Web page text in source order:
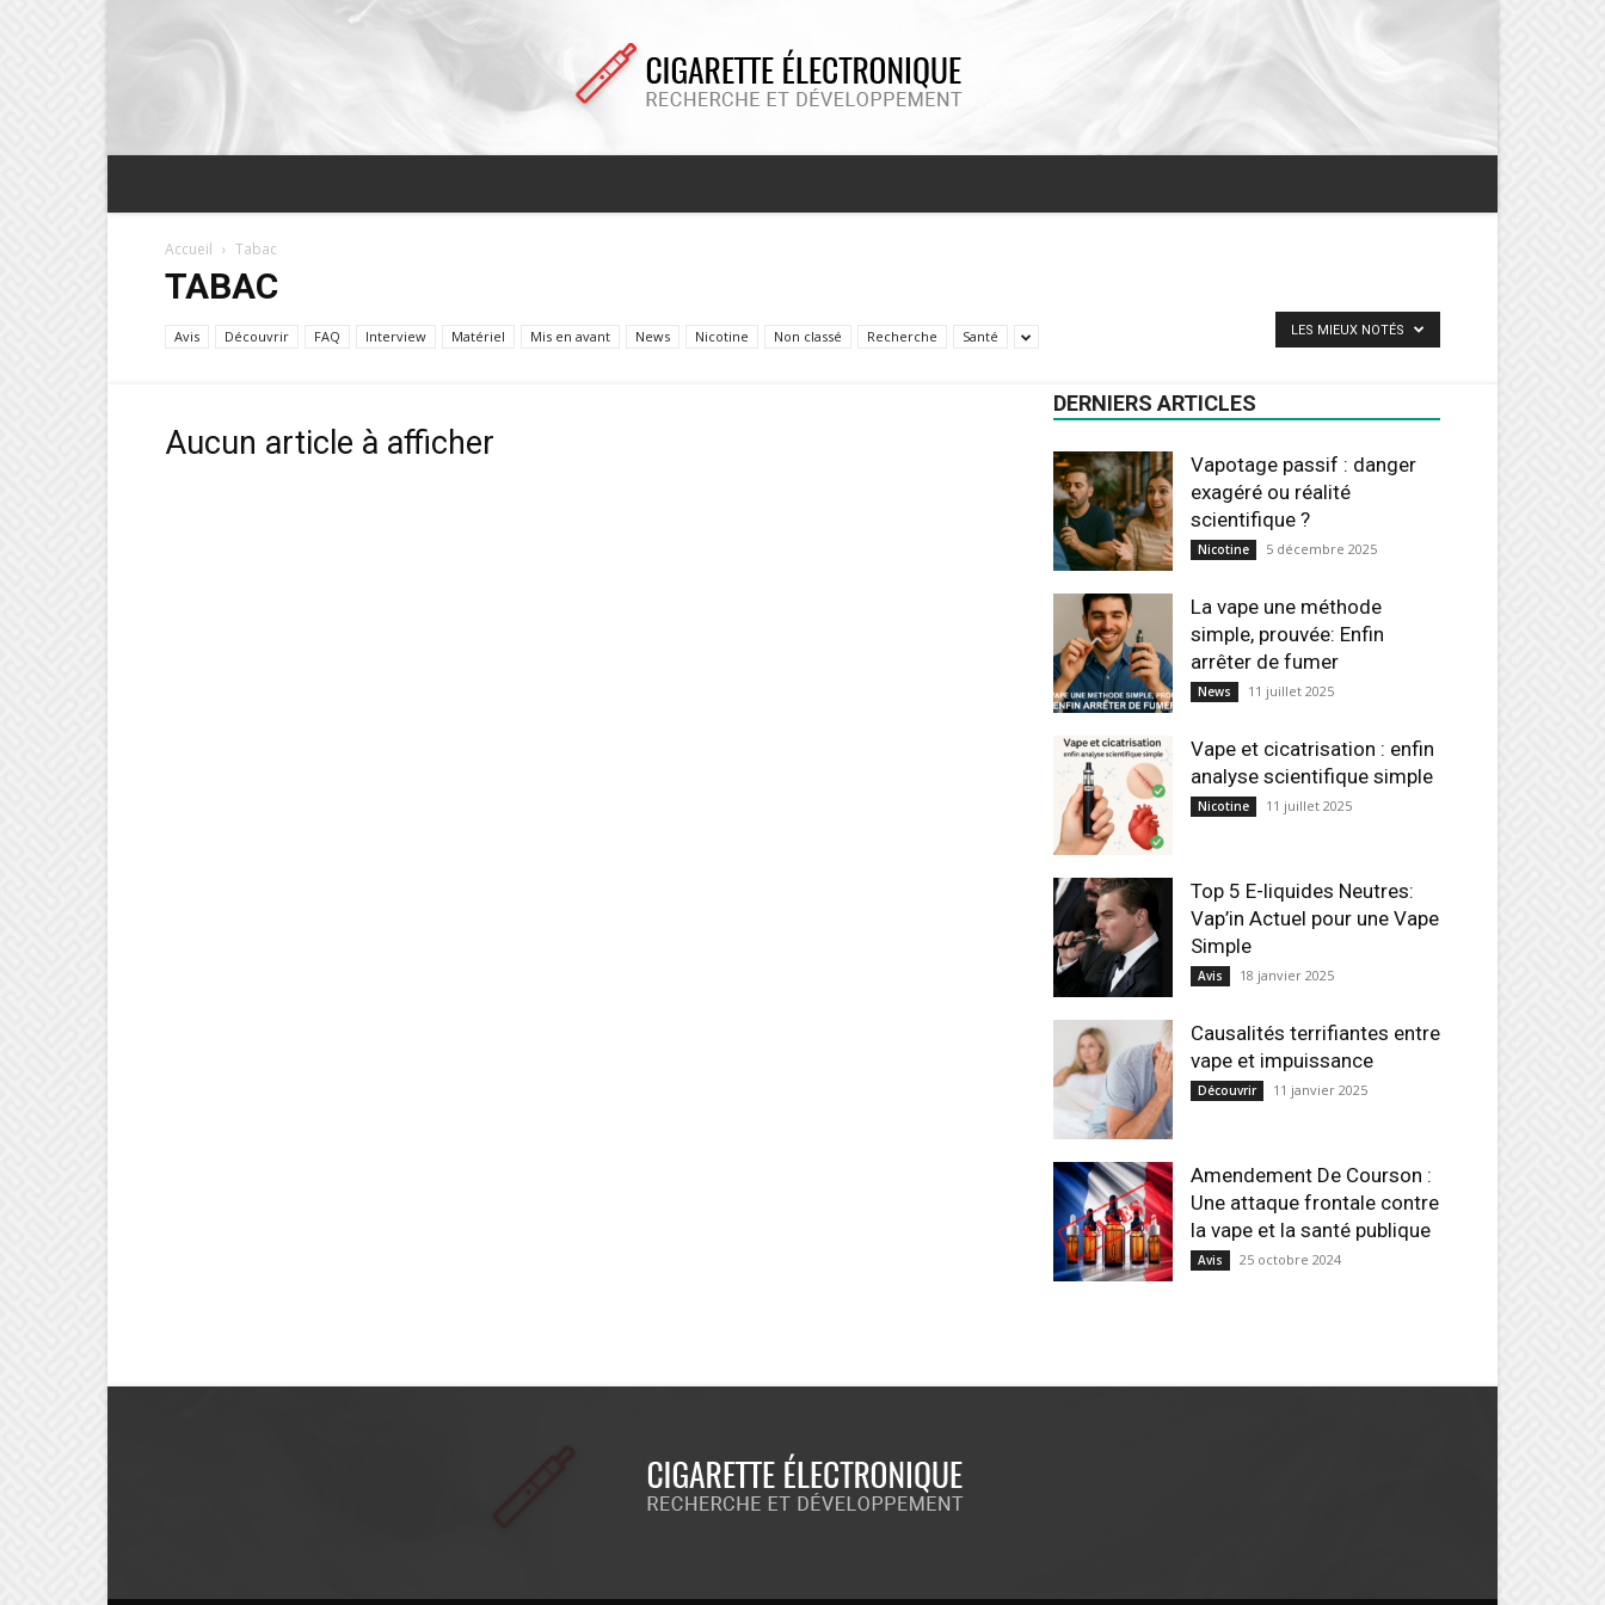
Cigarette
Accueil Tabac
TABAC
Avis Découvrir FAQ Interview Matériel Mis en avant News Nicotine Non classé Recherche Santé LES MIEUX NOTÉS
Aucun article à afficher
DERNIERS ARTICLES
Vapotage passif : danger
exagéré ou réalité
scientifique ?
Nicotine 5 décembre 2025
La vape une méthode
simple, prouvée: Enfin
arrêter de fumer
News 11 juillet 2025
Vape et cicatrisation : enfin
analyse scientifique simple
Nicotine 11 juillet 2025
Top 5 E-liquides Neutres:
Vap’in Actuel pour une Vape
Simple
Avis 18 janvier 2025
Causalités terrifiantes entre
vape et impuissance
Découvrir 11 janvier 2025
Amendement De Courson :
Une attaque frontale contre
la vape et la santé publique
Avis 25 octobre 2024